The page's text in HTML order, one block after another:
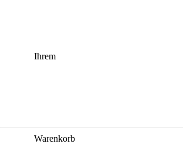
Ihrem
Warenkorb